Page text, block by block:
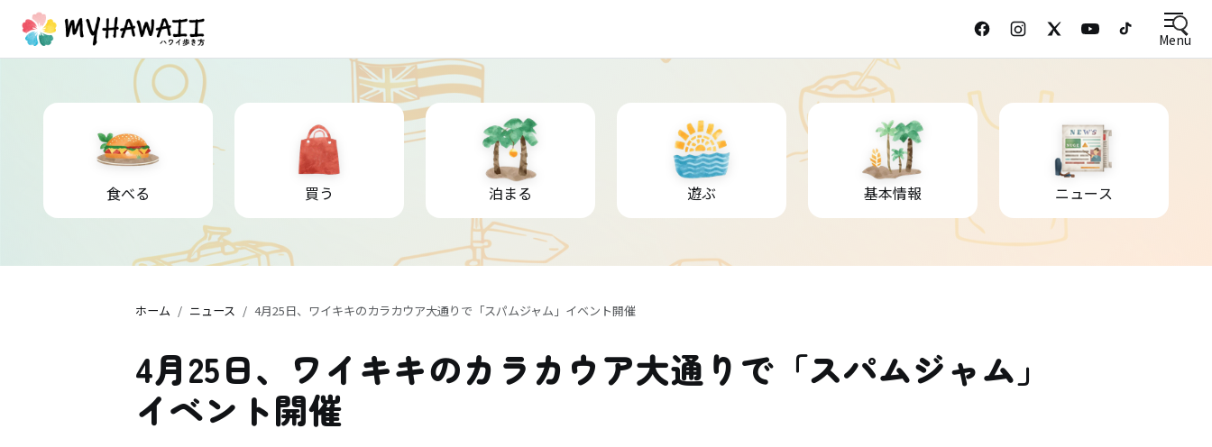
Menu
食べる 買う 泊まる 遊ぶ 基本情報 ニュース
ホーム ニュース 4月25日、ワイキキのカラカウア大通りで「スパムジャム」イベント開催
4月25日、ワイキキのカラカウア大通りで「スパムジャム」
イベント開催